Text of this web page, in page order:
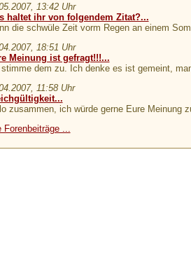
13:42 Uhr
haltet ihr von folgendem Zitat?...
die schwüle Zeit vorm Regen an einem
18:51 Uhr
Meinung ist gefragt!!!...
stimme dem zu. Ich denke es ist gemeint,
11:58 Uhr
zusammen, ich würde gerne Eure Meinung
Forenbeiträge ...